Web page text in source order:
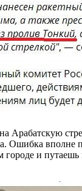
Арабатскую
Ошибка вполне
городе и путаешь